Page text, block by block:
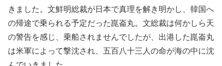
きました。文鮮明総裁が日本で真理を解き明かし、韓国へ
の帰途で乗られる予定だった崑崙丸。文総裁は何かしら天
の警告を感じ、乗船されませんでしたが、出港した崑崙丸
は米軍によって撃沈され、五百八十三人の命が海の中に沈